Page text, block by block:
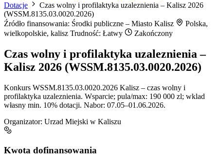
Dotacje
Czas wolny i profilaktyka uzaleznienia – Kalisz 2026
(WSSM.8135.03.0020.2026)
Źródło finansowania: Środki publiczne – Miasto Kalisz
Polska,
wielkopolskie, kalisz Trudność: Łatwy Zakończony
Czas wolny i profilaktyka uzaleznienia –
Kalisz 2026 (WSSM.8135.03.0020.2026)
Konkurs WSSM.8135.03.0020.2026 Kalisz – czas wolny i
profilaktyka uzaleznienia. Wsparcie; pula/max: 190 000 zl; wklad
własny min. 10% dotacji. Nabor: 07.05–01.06.2026.
Organizator: Urzad Miejski w Kaliszu
Kwota dofinansowania